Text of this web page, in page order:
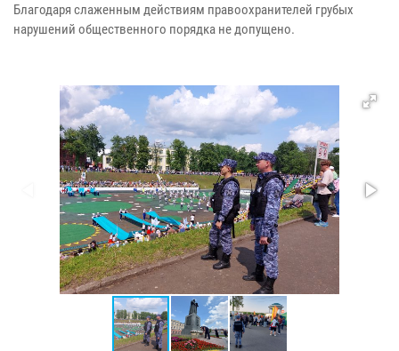
Благодаря слаженным действиям правоохранителей грубых
нарушений общественного порядка не допущено.